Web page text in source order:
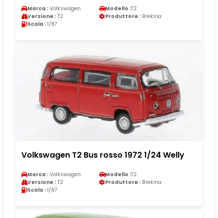
Marca : Volkswagen Modello :T2
Versione : T2 Produttore : Brekina
Scala : 1/87
Volkswagen T2 Bus rosso 1972 1/24 Welly
Marca : Volkswagen Modello :T2
Versione : T2 Produttore : Brekina
Scala : 1/87